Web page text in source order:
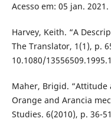
Acesso em: 05 jan. 2021.
Harvey, Keith. “A
The Translator, 1(1), p.
10.1080/
Maher, Brigid. “Attitude
Orange and Arancia
Studies. 6(2010), p. 36-